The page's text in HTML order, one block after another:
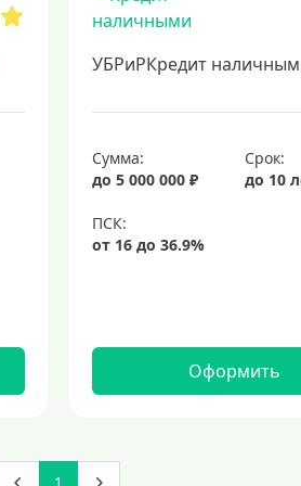
УБРиРКредит
Сумма:
до 5 000 000 ₽
Срок:
до 10
Оформить